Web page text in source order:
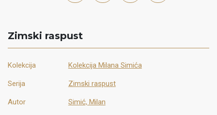
Zimski raspust
Kolekcija Kolekcija Milana Simića
Serija Zimski raspust
Autor Simić, Milan